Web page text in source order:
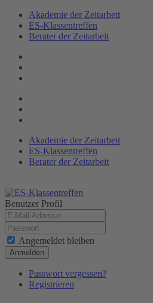
Akademie der Zeitarbeit
ES-Klassen­treffen
Berater der Zeitarbeit
Akademie der Zeitarbeit
ES-Klassentreffen
Berater der Zeitarbeit
Benutzer Profil
Angemeldet bleiben
Anmelden
Passwort vergessen?
Registrieren